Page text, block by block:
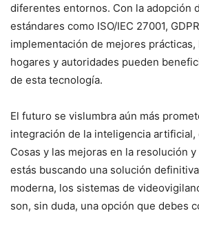
diferentes entornos. Con la adopción
estándares como ISO/IEC 27001,
implementación de mejores prácticas,
hogares y autoridades pueden
de esta tecnología.
El futuro se vislumbra aún más
integración de la inteligencia artificial,
Cosas y las mejoras en la resolución
estás buscando una solución
moderna, los sistemas de
son, sin duda, una opción que debes